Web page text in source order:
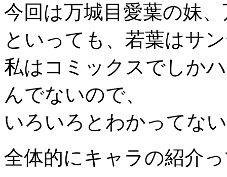
今回は万城目愛葉の妹
といっても、若葉はサ
私はコミックスでしか
んでないので、
いろいろとわかってな
全体的にキャラの紹介